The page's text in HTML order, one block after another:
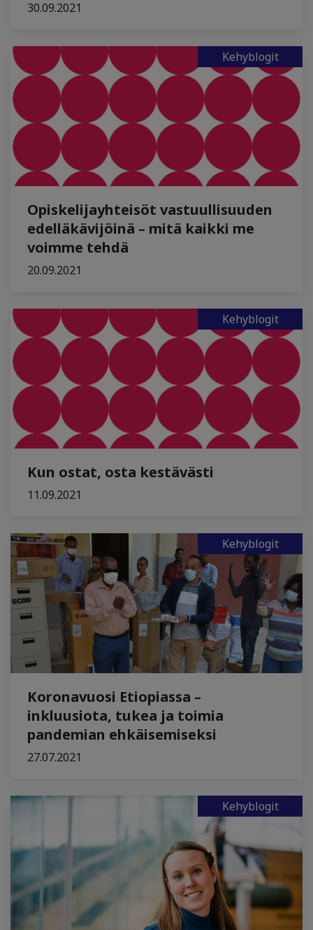
30.09.2021
Kehyblogit
Opiskelijayhteisöt vastuullisuuden
edelläkävijöinä – mitä kaikki me
voimme tehdä
20.09.2021
Kehyblogit
Kun ostat, osta kestävästi
11.09.2021
Kehyblogit
Koronavuosi Etiopiassa –
inkluusiota, tukea ja toimia
pandemian ehkäisemiseksi
27.07.2021
Kehyblogit